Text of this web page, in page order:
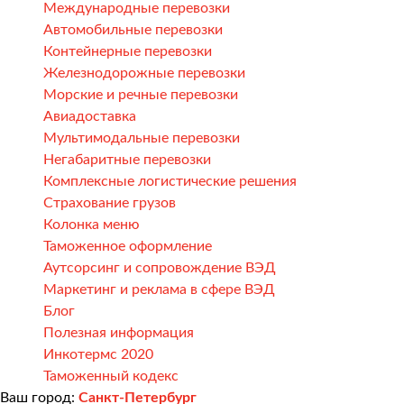
Международные перевозки
Автомобильные перевозки
Контейнерные перевозки
Железнодорожные перевозки
Морские и речные перевозки
Авиадоставка
Мультимодальные перевозки
Негабаритные перевозки
Комплексные логистические решения
Страхование грузов
Колонка меню
Таможенное оформление
Аутсорсинг и сопровождение ВЭД
Маркетинг и реклама в сфере ВЭД
Блог
Полезная информация
Инкотермс 2020
Таможенный кодекс
Ваш город: Санкт-Петербург